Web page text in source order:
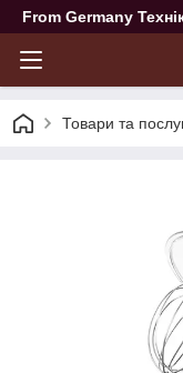
From Germany
Товари та